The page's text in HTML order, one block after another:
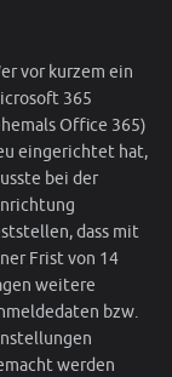
vor kurzem ein
365
Office 365)
eingerichtet hat,
bei der
dass mit
Frist von 14
weitere
bzw.
werden